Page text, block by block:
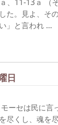
13ａ （そ
た。見よ、そ
」と言われ …
日
は民に言っ
尽くし、魂を